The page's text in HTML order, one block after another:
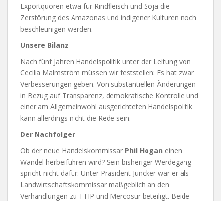
Exportquoren etwa für Rindfleisch und Soja die
Zerstörung des Amazonas und indigener Kulturen noch
beschleunigen werden.
Unsere Bilanz
Nach fünf Jahren Handelspolitik unter der Leitung von
Cecilia Malmström müssen wir feststellen: Es hat zwar
Verbesserungen geben. Von substantiellen Änderungen
in Bezug auf Transparenz, demokratische Kontrolle und
einer am Allgemeinwohl ausgerichteten Handelspolitik
kann allerdings nicht die Rede sein.
Der Nachfolger
Ob der neue Handelskommissar Phil Hogan einen
Wandel herbeiführen wird? Sein bisheriger Werdegang
spricht nicht dafür: Unter Präsident Juncker war er als
Landwirtschaftskommissar maßgeblich an den
Verhandlungen zu TTIP und Mercosur beteiligt. Beide